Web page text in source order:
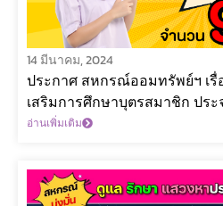
14 มีนาคม, 2024
ประกาศ สหกรณ์ออมทรัพย์ฯ เรื่
เสริมการศึกษาบุตรสมาชิก ปร
อ่านเพิ่มเติม